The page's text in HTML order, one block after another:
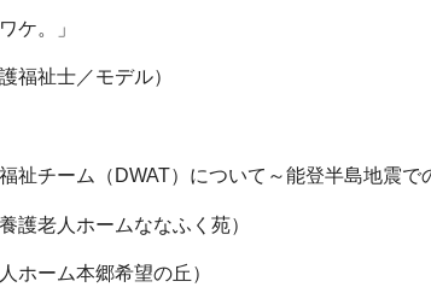
ケ。」
祉士／モデル）
チーム（DWAT）について～能登半島地震で
老人ホームななふく苑）
ーム本郷希望の丘）